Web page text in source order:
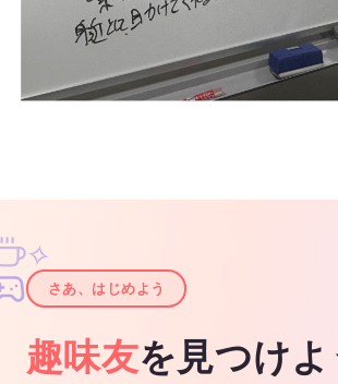
✦
✧
さあ、はじめよう
趣味友を見つけよ